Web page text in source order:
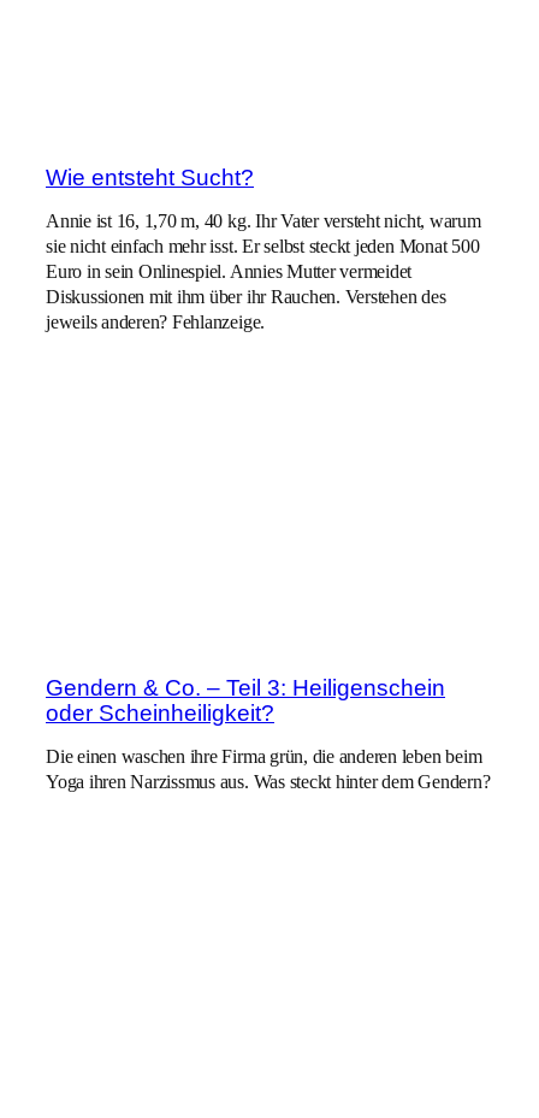
Wie entsteht Sucht?
Annie ist 16, 1,70 m, 40 kg. Ihr Vater versteht nicht, warum
sie nicht einfach mehr isst. Er selbst steckt jeden Monat 500
Euro in sein Onlinespiel. Annies Mutter vermeidet
Diskussionen mit ihm über ihr Rauchen. Verstehen des
jeweils anderen? Fehlanzeige.
Gendern & Co. – Teil 3: Heiligenschein
oder Scheinheiligkeit?
Die einen waschen ihre Firma grün, die anderen leben beim
Yoga ihren Narzissmus aus. Was steckt hinter dem Gendern?